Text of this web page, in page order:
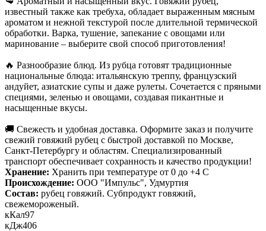
известный также как требуха, обладает выраженным мясным
ароматом и нежной текстурой после длительной термической
обработки. Варка, тушение, запекание с овощами или
маринование – выберите свой способ приготовления!
🔥 Разнообразие блюд. Из рубца готовят традиционные
национальные блюда: итальянскую треппу, французский
андуйет, азиатские супы и даже рулеты. Сочетается с пряными
специями, зеленью и овощами, создавая пикантные и
насыщенные вкусы.
🚚 Свежесть и удобная доставка. Оформите заказ и получите
свежий говяжий рубец с быстрой доставкой по Москве,
Санкт-Петербургу и областям. Специализированный
транспорт обеспечивает сохранность и качество продукции!
Хранение: Хранить при температуре от 0 до +4 С
Происхождение: ООО "Импульс", Удмуртия
Состав: рубец говяжий. Субпродукт говяжий,
свежемороженый.
кКал97
кДж406